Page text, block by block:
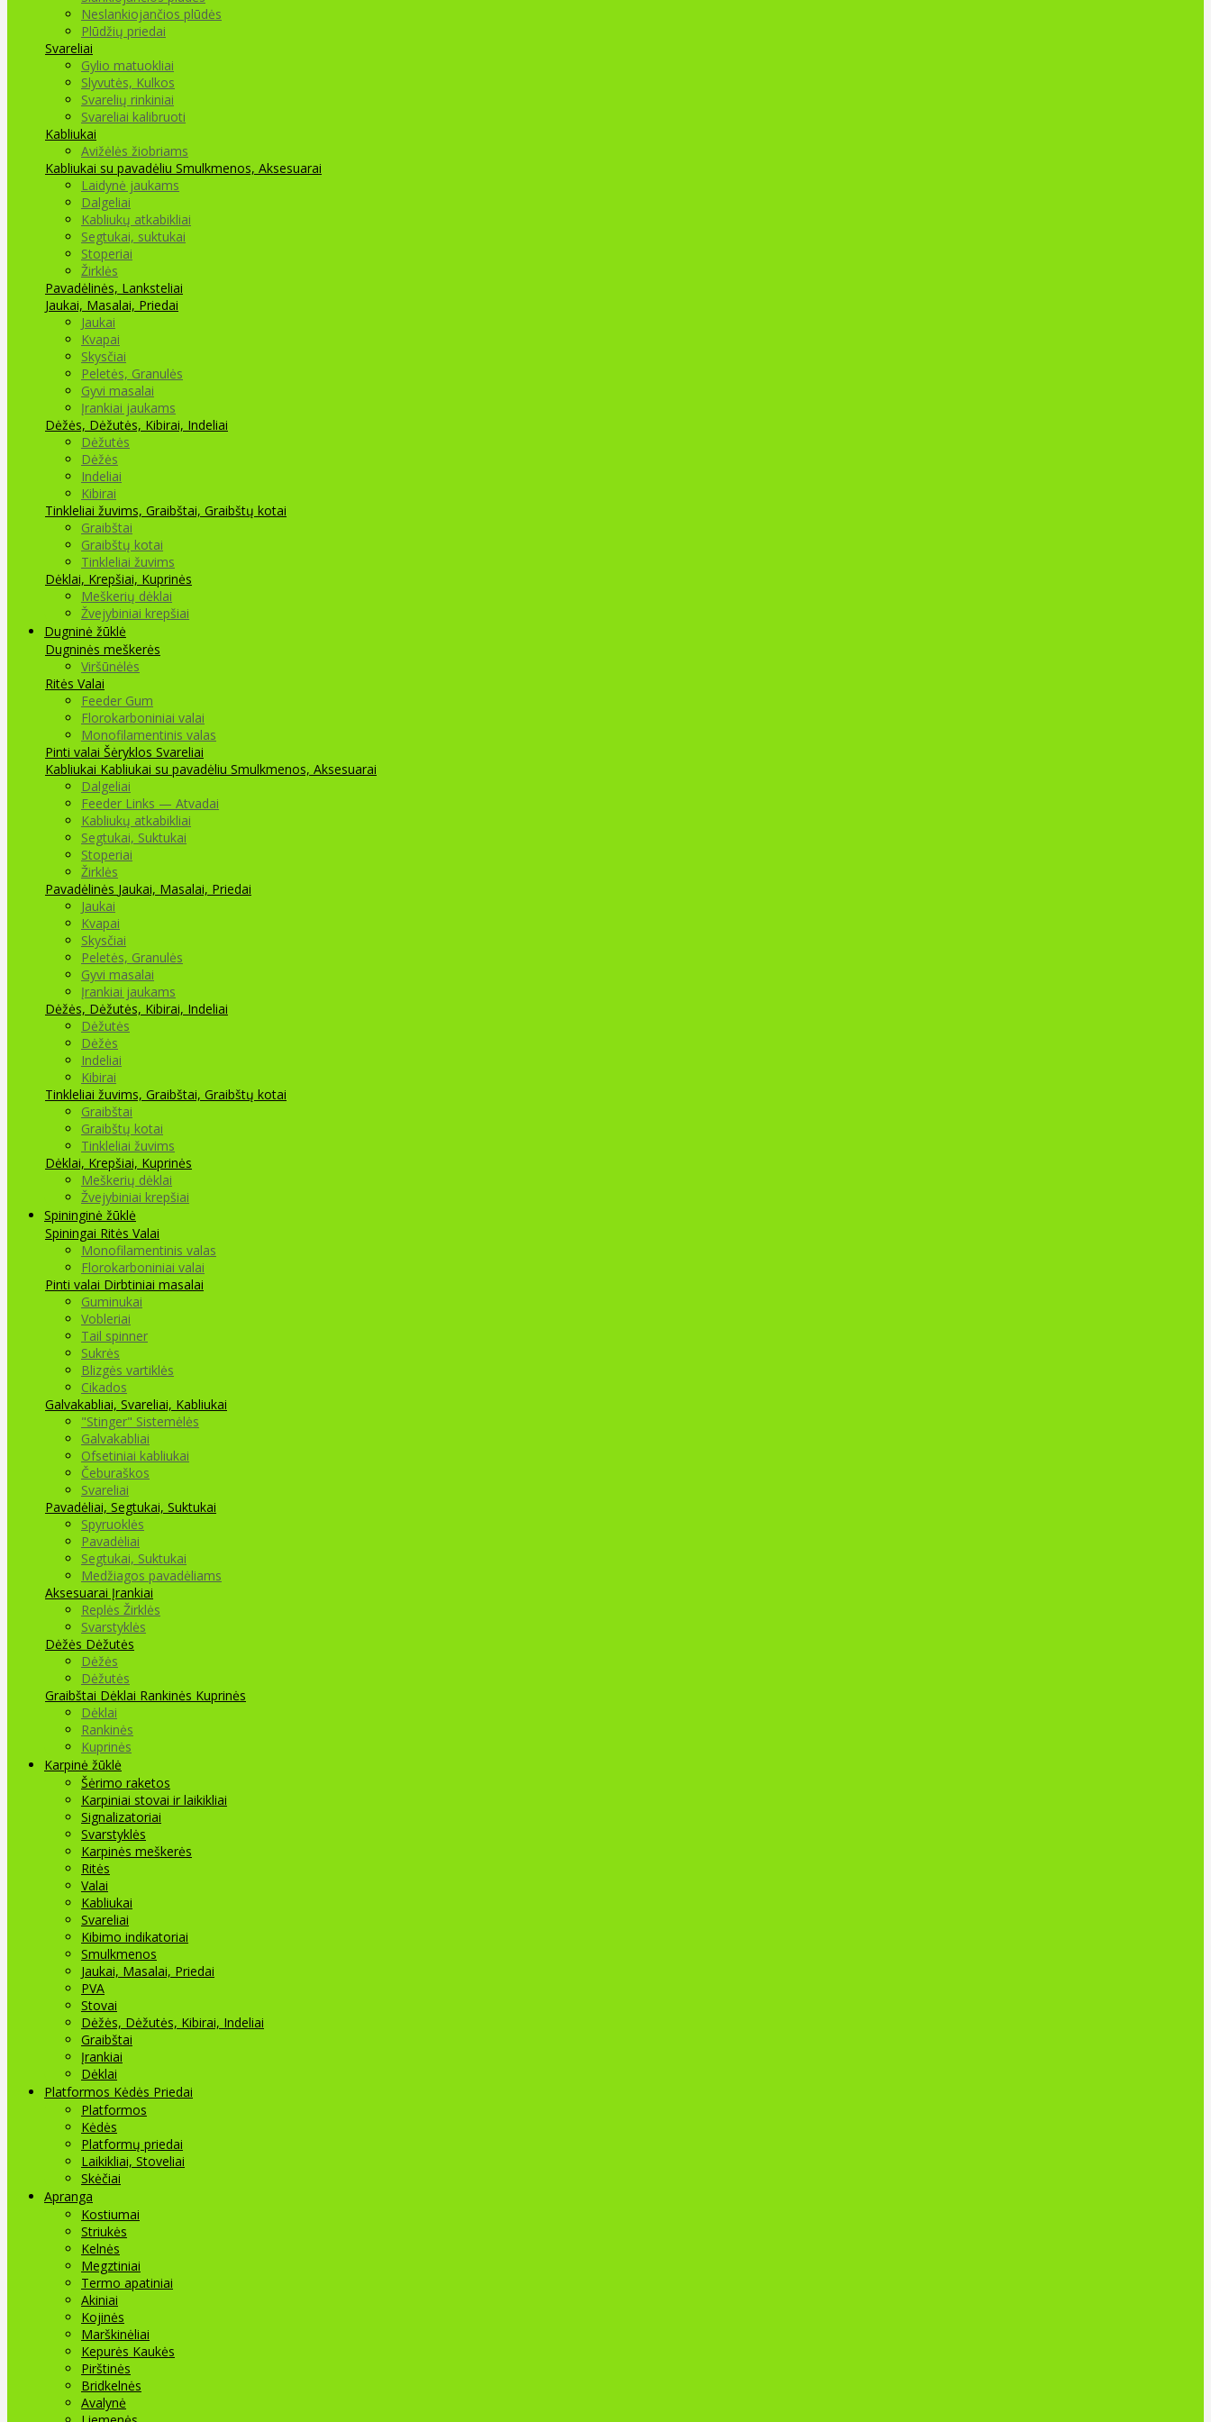
Neslankiojančios plūdės
Plūdžių priedai
Svareliai
Gylio matuokliai
Slyvutės, Kulkos
Svarelių rinkiniai
Svareliai kalibruoti
Kabliukai
Avižėlės žiobriams
Kabliukai su pavadėliu Smulkmenos, Aksesuarai
Laidynė jaukams
Dalgeliai
Kabliukų atkabikliai
Segtukai, suktukai
Stoperiai
Žirklės
Pavadėlinės, Lanksteliai
Jaukai, Masalai, Priedai
Jaukai
Kvapai
Skysčiai
Peletės, Granulės
Gyvi masalai
Įrankiai jaukams
Dėžės, Dėžutės, Kibirai, Indeliai
Dėžutės
Dėžės
Indeliai
Kibirai
Tinkleliai žuvims, Graibštai, Graibštų kotai
Graibštai
Graibštų kotai
Tinkleliai žuvims
Dėklai, Krepšiai, Kuprinės
Meškerių dėklai
Žvejybiniai krepšiai
Dugninė žūklė
Dugninės meškerės
Viršūnėlės
Ritės Valai
Feeder Gum
Florokarboniniai valai
Monofilamentinis valas
Pinti valai Šėryklos Svareliai
Kabliukai Kabliukai su pavadėliu Smulkmenos, Aksesuarai
Dalgeliai
Feeder Links — Atvadai
Kabliukų atkabikliai
Segtukai, Suktukai
Stoperiai
Žirklės
Pavadėlinės Jaukai, Masalai, Priedai
Jaukai
Kvapai
Skysčiai
Peletės, Granulės
Gyvi masalai
Įrankiai jaukams
Dėžės, Dėžutės, Kibirai, Indeliai
Dėžutės
Dėžės
Indeliai
Kibirai
Tinkleliai žuvims, Graibštai, Graibštų kotai
Graibštai
Graibštų kotai
Tinkleliai žuvims
Dėklai, Krepšiai, Kuprinės
Meškerių dėklai
Žvejybiniai krepšiai
Spininginė žūklė
Spiningai Ritės Valai
Monofilamentinis valas
Florokarboniniai valai
Pinti valai Dirbtiniai masalai
Guminukai
Vobleriai
Tail spinner
Sukrės
Blizgės vartiklės
Cikados
Galvakabliai, Svareliai, Kabliukai
"Stinger" Sistemėlės
Galvakabliai
Ofsetiniai kabliukai
Čeburaškos
Svareliai
Pavadėliai, Segtukai, Suktukai
Spyruoklės
Pavadėliai
Segtukai, Suktukai
Medžiagos pavadėliams
Aksesuarai Įrankiai
Replės Žirklės
Svarstyklės
Dėžės Dėžutės
Dėžės
Dėžutės
Graibštai Dėklai Rankinės Kuprinės
Dėklai
Rankinės
Kuprinės
Karpinė žūklė
Šėrimo raketos
Karpiniai stovai ir laikikliai
Signalizatoriai
Svarstyklės
Karpinės meškerės
Ritės
Valai
Kabliukai
Svareliai
Kibimo indikatoriai
Smulkmenos
Jaukai, Masalai, Priedai
PVA
Stovai
Dėžės, Dėžutės, Kibirai, Indeliai
Graibštai
Įrankiai
Dėklai
Platformos Kėdės Priedai
Platformos
Kėdės
Platformų priedai
Laikikliai, Stoveliai
Skėčiai
Apranga
Kostiumai
Striukės
Kelnės
Megztiniai
Termo apatiniai
Akiniai
Kojinės
Marškinėliai
Kepurės Kaukės
Pirštinės
Bridkelnės
Avalynė